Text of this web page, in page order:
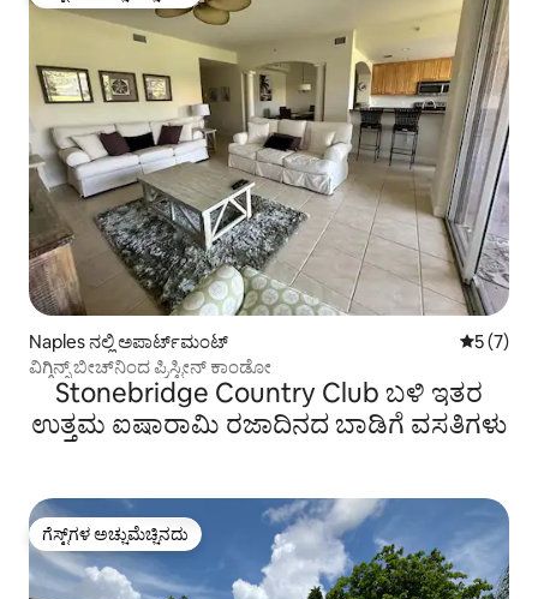
Naples ನಲ್ಲಿ ಅಪಾರ್ಟ್‌ಮಂಟ್ 5 ರಲ್ಲಿ 5
5 (7)
ವಿಗ್ಗಿನ್ಸ್ ಬೀಚ್‌ನಿಂದ ಪ್ರಿಸ್ಟೀನ್ ಕಾಂಡೋ
Stonebridge Country Club ಬಳಿ ಇತರ
ಉತ್ತಮ ಐಷಾರಾಮಿ ರಜಾದಿನದ ಬಾಡಿಗೆ ವಸತಿಗಳು
ಗೆಸ್ಟ್‌ಗಳ ಅಚ್ಚುಮೆಚ್ಚಿನದು
ಗೆಸ್ಟ್‌ಗಳ ಅಚ್ಚುಮೆಚ್ಚಿನದು